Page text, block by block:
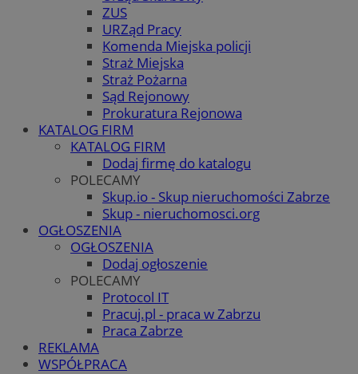
ZUS
URZąd Pracy
Komenda Miejska policji
Straż Miejska
Straż Pożarna
Sąd Rejonowy
Prokuratura Rejonowa
KATALOG FIRM
KATALOG FIRM
Dodaj firmę do katalogu
POLECAMY
Skup.io - Skup nieruchomości Zabrze
Skup - nieruchomosci.org
OGŁOSZENIA
OGŁOSZENIA
Dodaj ogłoszenie
POLECAMY
Protocol IT
Pracuj.pl - praca w Zabrzu
Praca Zabrze
REKLAMA
WSPÓŁPRACA